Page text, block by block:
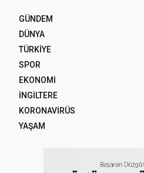
GÜNDEM
DÜNYA
TÜRKİYE
SPOR
EKONOMİ
İNGİLTERE
KORONAVİRÜS
YAŞAM